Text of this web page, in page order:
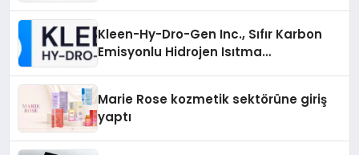
Kleen-Hy-Dro-Gen Inc., Sıfır Karbon
Emisyonlu Hidrojen Isıtma
Marie Rose kozmetik sektörüne giriş
yaptı